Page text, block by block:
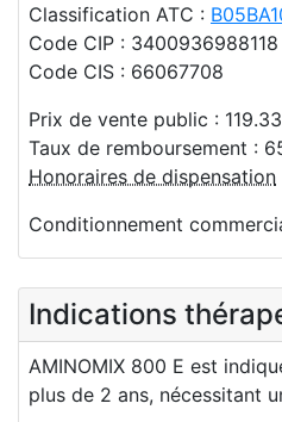
Classification ATC :
Code CIP : 3400936988118
Code CIS : 66067708
Prix de vente public :
Taux de remboursement :
Honoraires de dispensation
Conditionnement
Indications
AMINOMIX 800 E est
plus de 2 ans, nécessitant